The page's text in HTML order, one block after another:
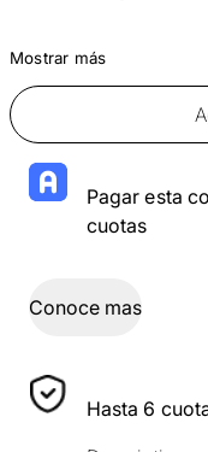
Mostrar más
Pagar esta
cuotas
Conoce mas
Hasta 6